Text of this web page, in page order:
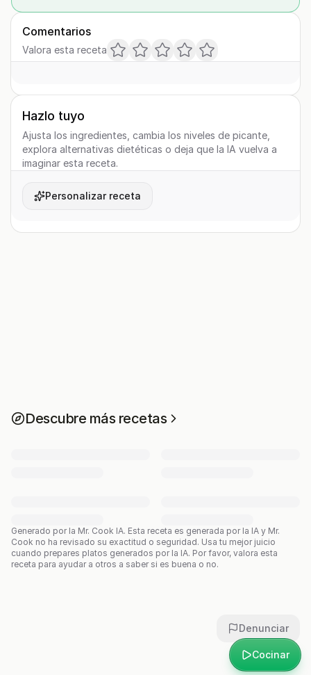
Cocinar
Comentarios
Valora esta receta
Hazlo tuyo
Ajusta los ingredientes, cambia los niveles de picante,
explora alternativas dietéticas o deja que la IA vuelva a
imaginar esta receta.
Personalizar receta
Descubre más recetas
Generado por la Mr. Cook IA. Esta receta es generada por la IA y Mr.
Cook no ha revisado su exactitud o seguridad. Usa tu mejor juicio
cuando prepares platos generados por la IA. Por favor, valora esta
receta para ayudar a otros a saber si es buena o no.
Denunciar